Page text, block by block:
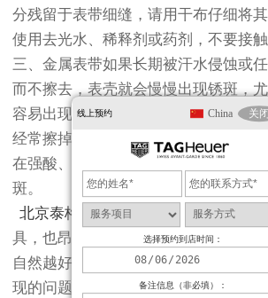
分残留于表带细缝，请用干布仔细将
使用去光水、稀释剂或药剂，不要接触
三、金属表带如果长期被汗水侵蚀或
而不擦去，表壳就会慢慢出现锈斑，
容易出现；因此平时大家应注意泰格
经常擦掉表壳上的灰尘积物、汗水等
在强酸、强碱等场合下戴表操作，避
斑。
北京泰格豪雅维修
中心提示：手表
具，也昂贵的奢饰品。很多人都认为
自然越好，所以忽略了对手表的保养
现的问题自然不是小事，昂贵的手表
线上预约 China 关闭
选择预约到店时间：
备注信息（非必填）：